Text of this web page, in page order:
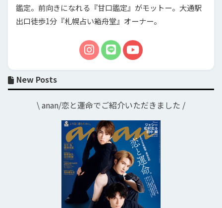
鑑定。前向きになれる『甘口鑑定』がモットー。大通駅
出口徒歩1分『札幌占い箱舟堂』オーナー。
New Posts
\ anan/恋と運命でご紹介いただきました /